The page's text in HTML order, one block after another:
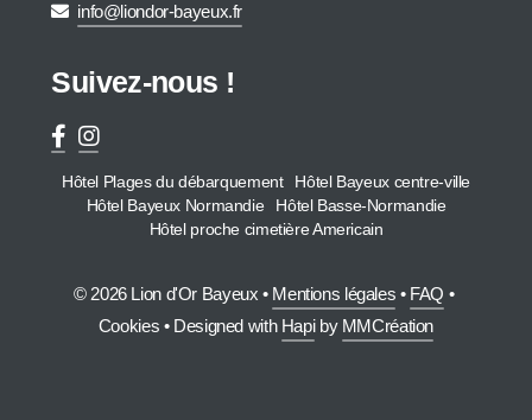
info@liondor-bayeux.fr
Suivez-nous !
Hôtel Plages du débarquement
Hôtel Bayeux centre-ville
Hôtel Bayeux Normandie
Hôtel Basse-Normandie
Hôtel proche cimetière Americain
© 2026 Lion d'Or Bayeux • Mentions légales • FAQ •
Cookies • Designed with Hapiby MMCréation